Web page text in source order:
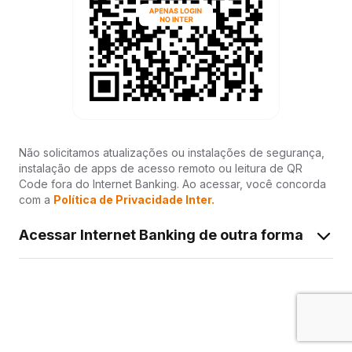
Não solicitamos atualizações ou instalações de segurança,
instalação de apps de acesso remoto ou leitura de QR
Code fora do Internet Banking. Ao acessar, você concorda
com a Política de Privacidade Inter.
Acessar Internet Banking de outra forma